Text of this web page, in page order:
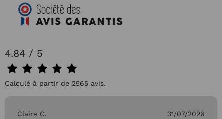
4.84 / 5
Calculé à partir de 2565 avis.
Claire C. 31/07/2026